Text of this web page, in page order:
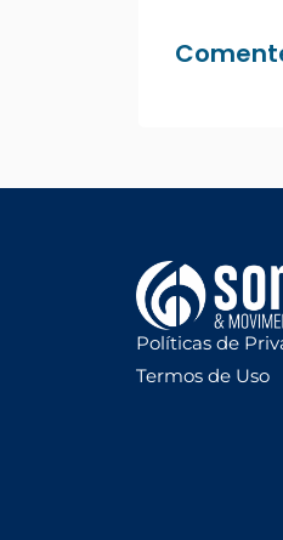
Políticas de
Termos de Uso